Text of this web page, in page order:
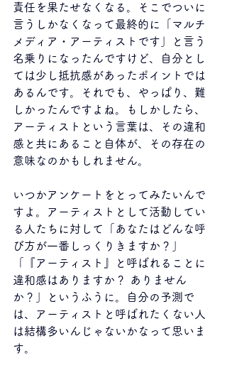
責任を果たせなくなる。そこでついに
言うしかなくなって最終的に「マルチ
メディア・アーティストです」と言う
名乗りになったんですけど、自分とし
ては少し抵抗感があったポイントでは
あるんです。それでも、やっぱり、難
しかったんですよね。もしかしたら、
アーティストという言葉は、その違和
感と共にあること自体が、その存在の
意味なのかもしれません。
いつかアンケートをとってみたいんで
すよ。アーティストとして活動してい
る人たちに対して「あなたはどんな呼
び方が一番しっくりきますか？」
「『アーティスト』と呼ばれることに
違和感はありますか？ ありません
か？」というふうに。自分の予測で
は、アーティストと呼ばれたくない人
は結構多いんじゃないかなって思いま
す。